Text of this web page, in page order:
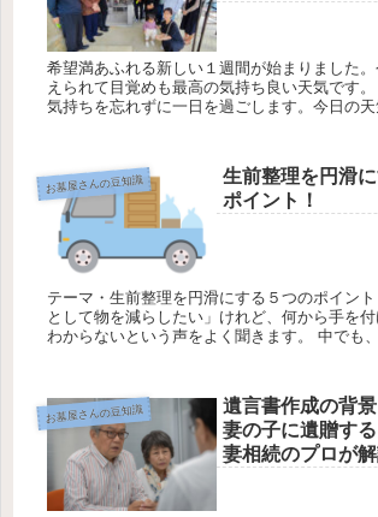
希望満あふれる新しい１週間が始まりました
えられて目覚めも最高の気持ち良い天気です
気持ちを忘れずに一日を過ごします。今日の
お墓屋さんの豆知識
生前整理を円滑
ポイント！
テーマ・生前整理を円滑にする５つのポイン
として物を減らしたい」けれど、何から手を
わからないという声をよく聞きます。 中でも
お墓屋さんの豆知識
遺言書作成の背
妻の子に遺贈す
妻相続のプロが